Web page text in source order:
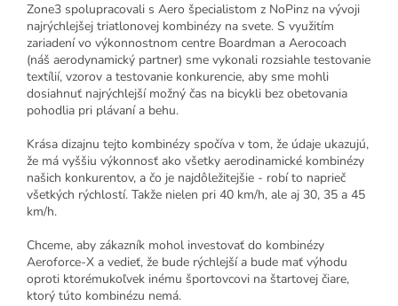
Zone3 spolupracovali s Aero špecialistom z NoPinz na vývoji
najrýchlejšej triatlonovej kombinézy na svete. S využitím
zariadení vo výkonnostnom centre Boardman a Aerocoach
(náš aerodynamický partner) sme vykonali rozsiahle testovanie
textílií, vzorov a testovanie konkurencie, aby sme mohli
dosiahnuť najrýchlejší možný čas na bicykli bez obetovania
pohodlia pri plávaní a behu.
Krása dizajnu tejto kombinézy spočíva v tom, že údaje ukazujú,
že má vyššiu výkonnosť ako všetky aerodinamické kombinézy
našich konkurentov, a čo je najdôležitejšie - robí to naprieč
všetkých rýchlostí. Takže nielen pri 40 km/h, ale aj 30, 35 a 45
km/h.
Chceme, aby zákazník mohol investovať do kombinézy
Aeroforce-X a vedieť, že bude rýchlejší a bude mať výhodu
oproti ktorémukoľvek inému športovcovi na štartovej čiare,
ktorý túto kombinézu nemá.